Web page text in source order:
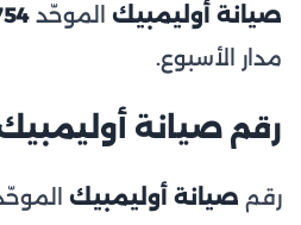
صيانة أوليمبيك الموحّد
مدار الأسبوع.
رقم صيانة أوليمبيك
رقم صيانة أوليمبيك